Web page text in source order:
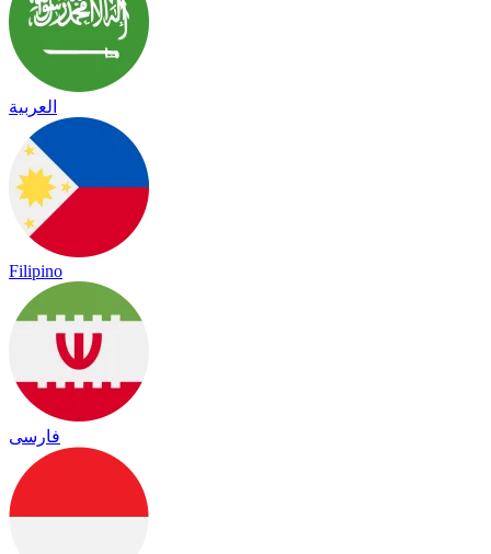
العربية
Filipino
فارسی